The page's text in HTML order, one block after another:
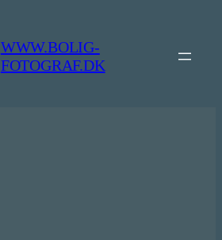
WWW.BOLIG-
FOTOGRAF.DK